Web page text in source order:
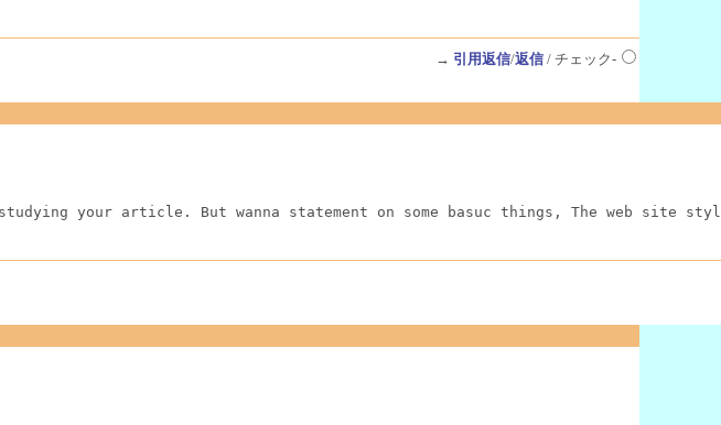
→ 引用返信/返信/ チェック-
your article. But wanna statement on some basuc things, The web